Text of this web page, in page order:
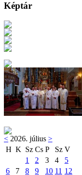
Képtár
< 2026. július >
H K Sz Cs P Sz V
1
2 3 4
5
6
7 8 9 10 11 12